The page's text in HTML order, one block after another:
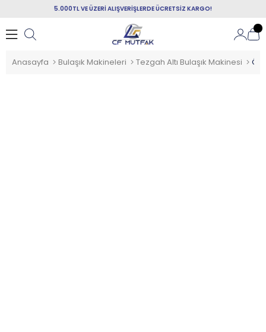
5.000TL VE ÜZERİ ALIŞVERİŞLERDE ÜCRETSİZ KARGO!
Anasayfa Bulaşık Makineleri Tezgah Altı Bulaşık Makinesi